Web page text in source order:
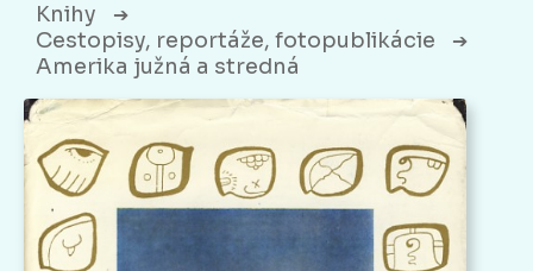
Knihy ➔
Cestopisy, reportáže, fotopublikácie ➔
Amerika južná a stredná